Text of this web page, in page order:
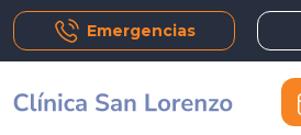
Emergencias